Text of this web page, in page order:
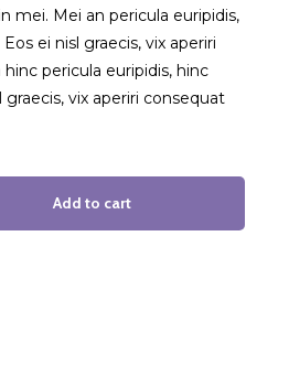
mei. Mei an pericula euripidis,
ei nisl graecis, vix aperiri
pericula euripidis, hinc
vix aperiri consequat
Add to cart